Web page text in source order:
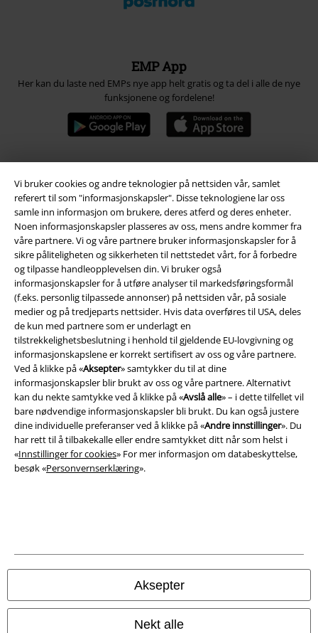
Vi bruker cookies og andre teknologier på nettsiden vår, samlet
referert til som "informasjonskapsler". Disse teknologiene lar oss
samle inn informasjon om brukere, deres atferd og deres enheter.
Noen informasjonskapsler plasseres av oss, mens andre kommer fra
våre partnere. Vi og våre partnere bruker informasjonskapsler for å
sikre påliteligheten og sikkerheten til nettstedet vårt, for å forbedre
og tilpasse handleopplevelsen din. Vi bruker også
informasjonskapsler for å utføre analyser til markedsføringsformål
(f.eks. personlig tilpassede annonser) på nettsiden vår, på sosiale
medier og på tredjeparts nettsider. Hvis data overføres til USA, deles
de kun med partnere som er underlagt en
tilstrekkelighetsbeslutning i henhold til gjeldende EU-lovgivning og
informasjonskapslene er korrekt sertifisert av oss og våre partnere.
Ved å klikke på «Aksepter» samtykker du til at dine
informasjonskapsler blir brukt av oss og våre partnere. Alternativt
kan du nekte samtykke ved å klikke på «Avslå alle» – i dette tilfellet vil
bare nødvendige informasjonskapsler bli brukt. Du kan også justere
dine individuelle preferanser ved å klikke på «Andre innstillinger». Du
har rett til å tilbakekalle eller endre samtykket ditt når som helst i
«Innstillinger for cookies» For mer informasjon om databeskyttelse,
besøk «Personvernserklæring».
Aksepter
Nekt alle
EMP App
Her kan du laste ned EMPs nye app helt gratis og ta del i alle de nye
funksjonene og fordelene!
A Warner Music Group Company
Juridisk informasjon/Vilkår
Vilkår
Impressum
Angre bestilling